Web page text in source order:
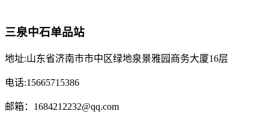
三泉中石单品站
地址:山东省济南市市中区绿地泉景雅园商务大厦16层
电话:15665715386
邮箱：1684212232@qq.com